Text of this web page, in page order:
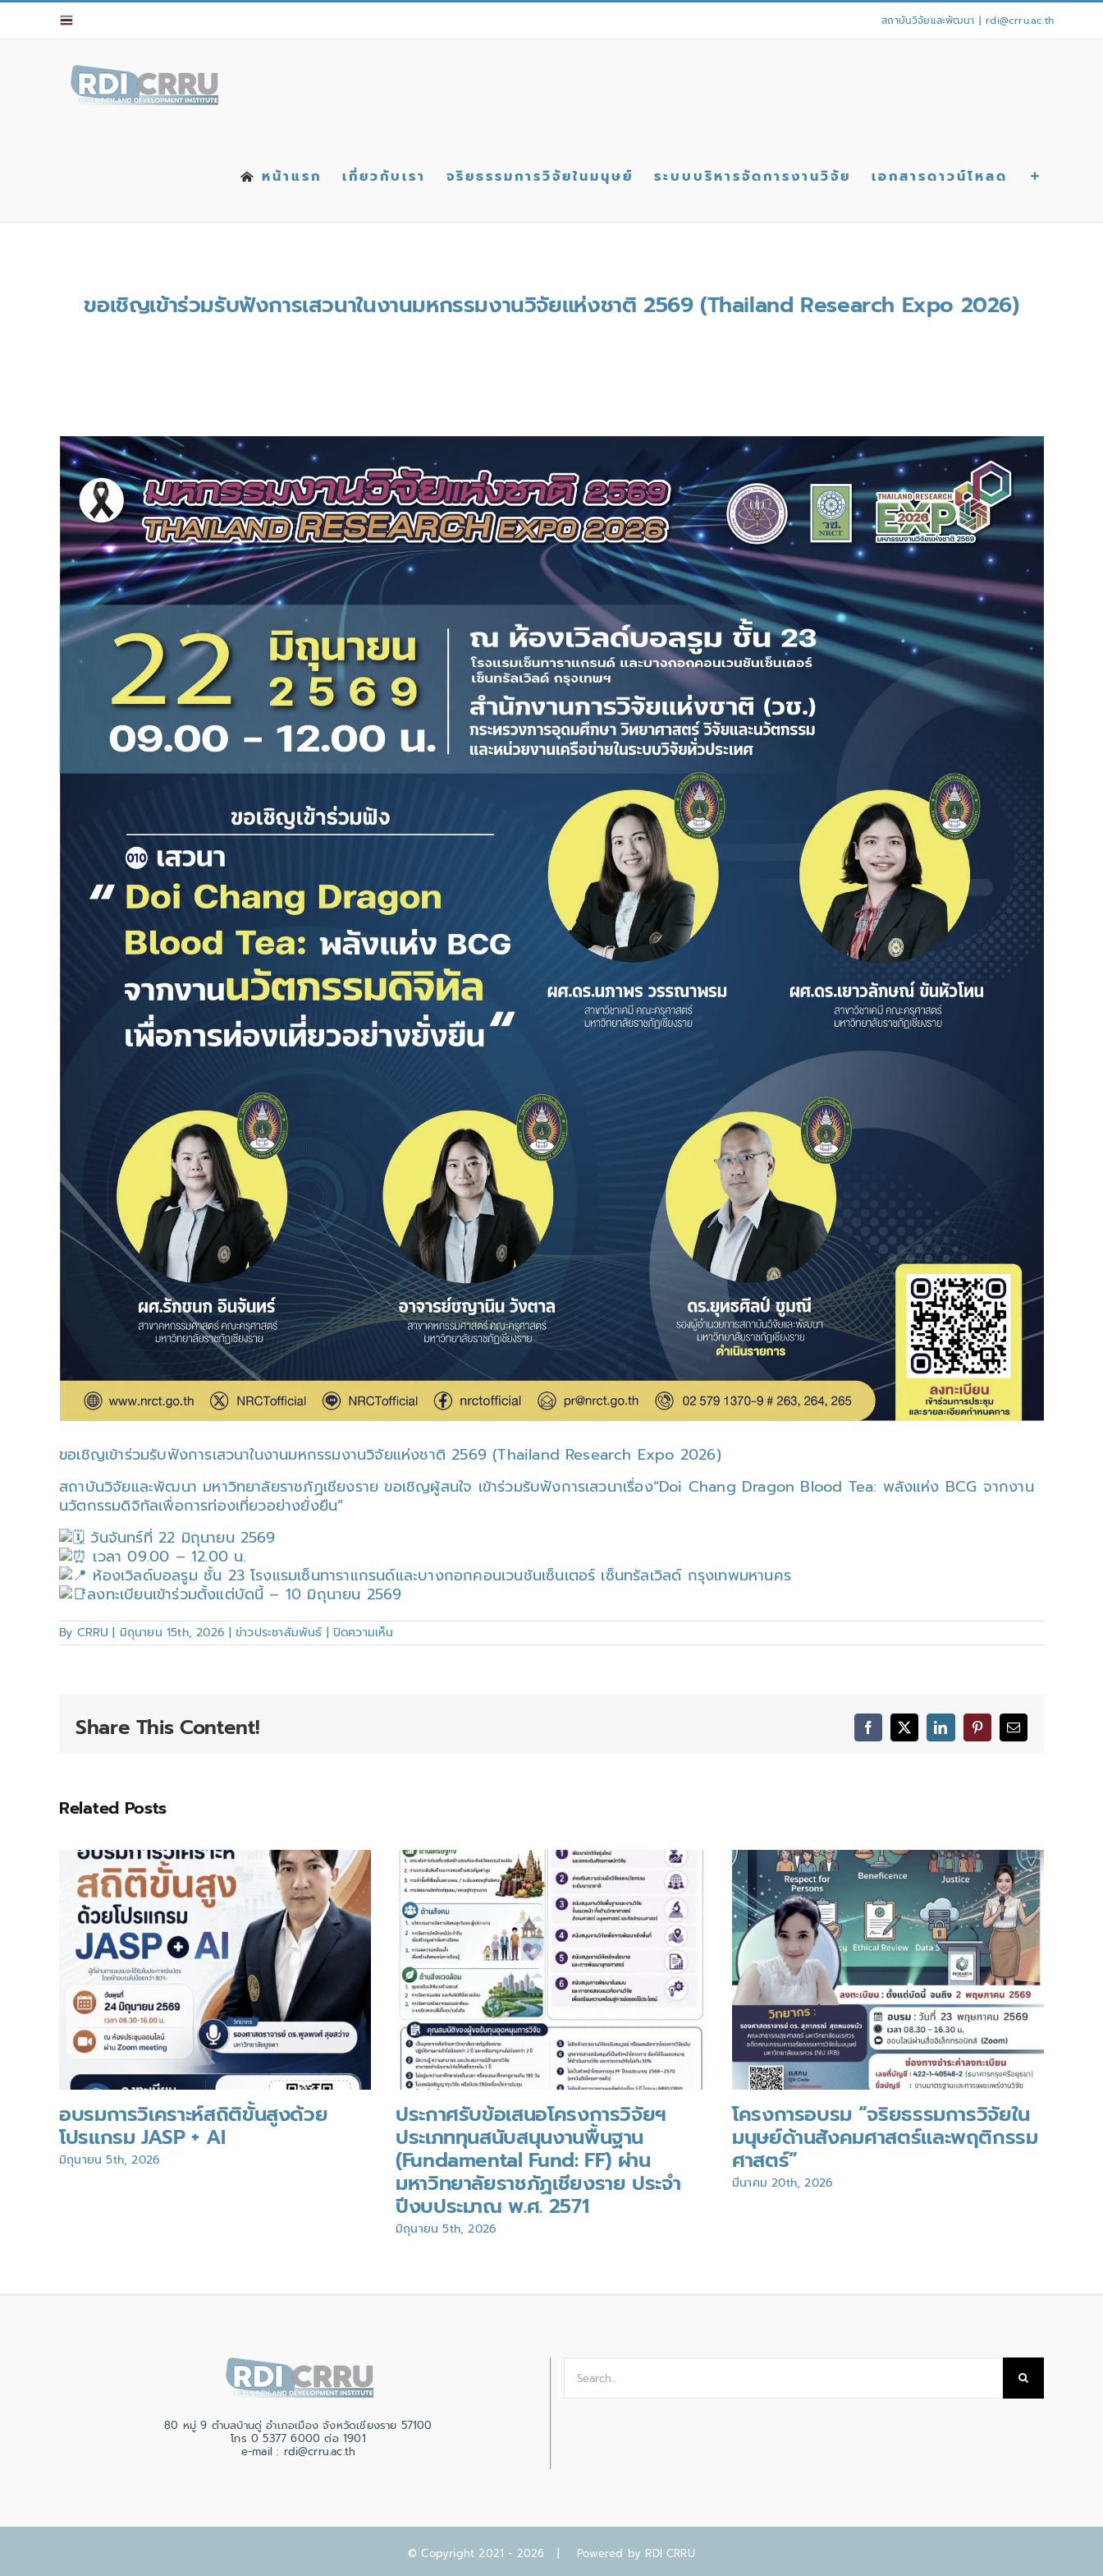
Skip
สถาบันวิจัยและพัฒนา | rdi@crru.ac.th
หน้าแรก เกี่ยวกับเรา จริยธรรมการวิจัยในมนุษย์ ระบบบริหารจัดการงานวิจัย เอกสารดาวน์โหลด
ขอเชิญเข้าร่วมรับฟังการเสวนาในงานมหกรรมงานวิจัยแห่งชาติ 2569 (Thailand Research Expo 2026)
View
Larger
Image
ขอเชิญเข้าร่วมรับฟังการเสวนาในงานมหกรรมงานวิจัยแห่งชาติ 2569 (Thailand Research Expo 2026)
สถาบันวิจัยและพัฒนา มหาวิทยาลัยราชภัฏเชียงราย ขอเชิญผู้สนใจ เข้าร่วมรับฟังการเสวนาเรื่อง“Doi Chang Dragon Blood Tea: พลังแห่ง BCG จากงาน
นวัตกรรมดิจิทัลเพื่อการท่องเที่ยวอย่างยั่งยืน”
วันจันทร์ที่ 22 มิถุนายน 2569
เวลา 09.00 – 12.00 น.
ห้องเวิลด์บอลรูม ชั้น 23 โรงแรมเซ็นทาราแกรนด์และบางกอกคอนเวนชันเซ็นเตอร์ เซ็นทรัลเวิลด์ กรุงเทพมหานคร
ลงทะเบียนเข้าร่วมตั้งแต่บัดนี้ – 10 มิถุนายน 2569
By CRRU | มิถุนายน 15th, 2026 | ข่าวประชาสัมพันธ์ | ปิดความเห็น
ขอ
ชาติ
2569
(Thailand
Research
Expo
2026)
Share This Content! Facebook
X LinkedInPinterestEmail
Related Posts
อบรมการวิเคราะห์สถิติขั้นสูงด้วย
โปรแกรม JASP + AI
มิถุนายน 5th, 2026
ประกาศรับข้อเสนอโครงการวิจัยฯ
ประเภททุนสนับสนุนงานพื้นฐาน
(Fundamental Fund: FF) ผ่าน
มหาวิทยาลัยราชภัฏเชียงราย ประจำ
ปีงบประมาณ พ.ศ. 2571
มิถุนายน 5th, 2026
โครงการอบรม “จริยธรรมการวิจัยใน
มนุษย์ด้านสังคมศาสตร์และพฤติกรรม
ศาสตร์”
มีนาคม 20th, 2026
80 หมู่ 9 ตำบลบ้านดู่ อำเภอเมือง จังหวัดเชียงราย 57100
โทร 0 5377 6000 ต่อ 1901
e-mail : rdi@crru.ac.th
for:
© Copyright 2021 - 2026 | Powered by RDI CRRU